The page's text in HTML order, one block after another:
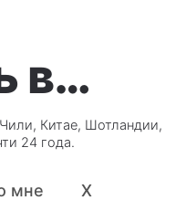
в…
Китае, Шотландии,
24 года.
мне X